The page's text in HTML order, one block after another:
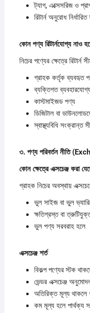
ট্যাগ, এক্সেসরিজ ও
রিটার্ন অনুরোধ
কোনপণ্যরিটার্নযোগ্যনাও
নিচের পণ্যের ক্ষেত্রে
গ্রাহক কর্তৃক ব্যবহৃত
ব্যক্তিগত
কাস্টমাইজড পণ্য
ডিজিটাল বা
স্বাস্থ্যবিধি
৩. পণ্যপরিবর্তননীতি
কোনক্ষেত্রেএক্সচেঞ্জ করা
গ্রাহক নিচের অবস্থায়
ভুল সাইজ বা ভুল
ক্ষতিগ্রস্ত বা
ভুল পণ্য সরবরাহ হলে
এক্সচেঞ্জ শর্ত
বিকল্প পণ্যের স্টক
ভেন্ডর এক্সচেঞ্জ
অতিরিক্ত মূল্য থাকলে
কম মূল্য হলে পার্থক্য